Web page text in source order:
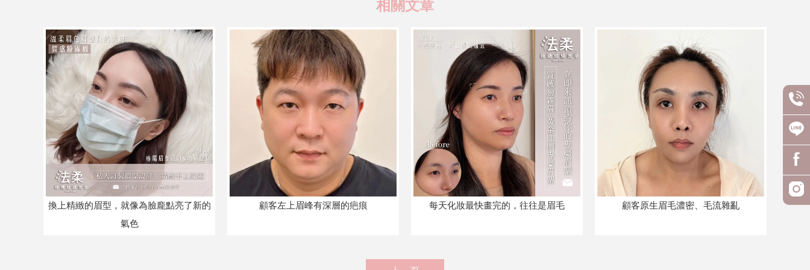
換上精緻的眉型，就像為臉龐點亮了新的
氣色
顧客左上眉峰有深層的疤痕 每天化妝最快畫完的，往往是眉毛 顧客原生眉毛濃密、毛流雜亂